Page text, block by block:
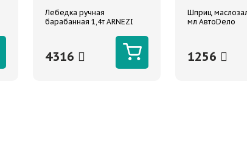
Лебедка ручная
барабанная 1,4т ARNEZI
4316
Шприц
мл АвтоDело
1256